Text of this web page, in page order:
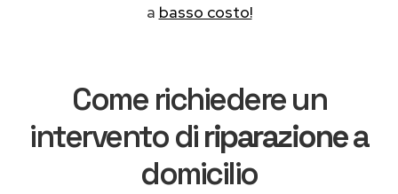
a basso costo!
Come richiedere un
intervento diriparazionea
domicilio